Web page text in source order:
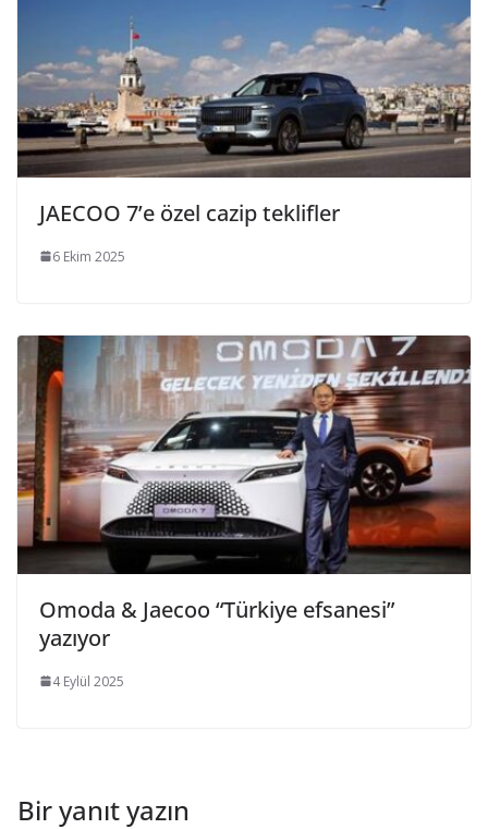
JAECOO 7’e özel cazip teklifler
6 Ekim 2025
Omoda & Jaecoo “Türkiye efsanesi”
yazıyor
4 Eylül 2025
Bir yanıt yazın